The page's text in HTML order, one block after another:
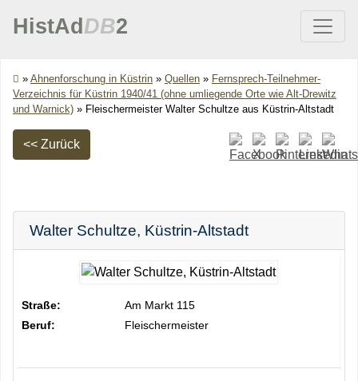
HistAd DB2
» Ahnenforschung in Küstrin » Quellen » Fernsprech-Teilnehmer-
Verzeichnis für Küstrin 1940/41 (ohne umliegende Orte wie Alt-Drewitz
und Warnick) » Fleischermeister Walter Schultze aus Küstrin-Altstadt
<< Zurück
Walter Schultze, Küstrin-Altstadt
Straße:
Am Markt 115
Beruf:
Fleischermeister